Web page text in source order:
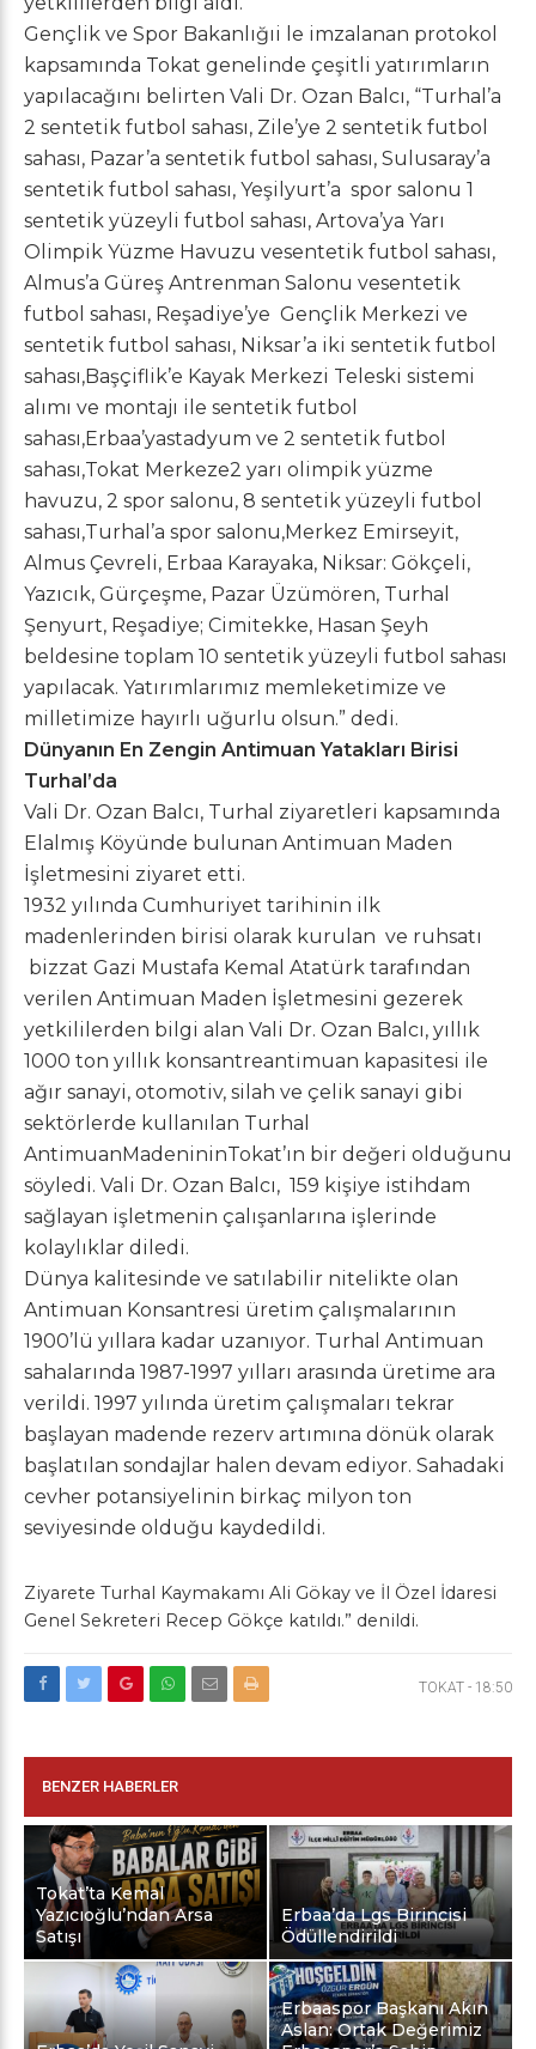
Gençlik ve Spor Bakanlığıi le imzalanan protokol
kapsamında Tokat genelinde çeşitli yatırımların
yapılacağını belirten Vali Dr. Ozan Balcı, “Turhal’a
2 sentetik futbol sahası, Zile’ye 2 sentetik futbol
sahası, Pazar’a sentetik futbol sahası, Sulusaray’a
sentetik futbol sahası, Yeşilyurt’a spor salonu 1
sentetik yüzeyli futbol sahası, Artova’ya Yarı
Olimpik Yüzme Havuzu vesentetik futbol sahası,
Almus’a Güreş Antrenman Salonu vesentetik
futbol sahası, Reşadiye’ye Gençlik Merkezi ve
sentetik futbol sahası, Niksar’a iki sentetik futbol
sahası,Başçiflik’e Kayak Merkezi Teleski sistemi
alımı ve montajı ile sentetik futbol
sahası,Erbaa’yastadyum ve 2 sentetik futbol
sahası,Tokat Merkeze2 yarı olimpik yüzme
havuzu, 2 spor salonu, 8 sentetik yüzeyli futbol
sahası,Turhal’a spor salonu,Merkez Emirseyit,
Almus Çevreli, Erbaa Karayaka, Niksar: Gökçeli,
Yazıcık, Gürçeşme, Pazar Üzümören, Turhal
Şenyurt, Reşadiye; Cimitekke, Hasan Şeyh
beldesine toplam 10 sentetik yüzeyli futbol sahası
yapılacak. Yatırımlarımız memleketimize ve
milletimize hayırlı uğurlu olsun.” dedi.
Dünyanın En Zengin Antimuan Yatakları Birisi
Turhal’da
Vali Dr. Ozan Balcı, Turhal ziyaretleri kapsamında
Elalmış Köyünde bulunan Antimuan Maden
İşletmesini ziyaret etti.
1932 yılında Cumhuriyet tarihinin ilk
madenlerinden birisi olarak kurulan ve ruhsatı
bizzat Gazi Mustafa Kemal Atatürk tarafından
verilen Antimuan Maden İşletmesini gezerek
yetkililerden bilgi alan Vali Dr. Ozan Balcı, yıllık
1000 ton yıllık konsantreantimuan kapasitesi ile
ağır sanayi, otomotiv, silah ve çelik sanayi gibi
sektörlerde kullanılan Turhal
AntimuanMadenininTokat’ın bir değeri olduğunu
söyledi. Vali Dr. Ozan Balcı, 159 kişiye istihdam
sağlayan işletmenin çalışanlarına işlerinde
kolaylıklar diledi.
Dünya kalitesinde ve satılabilir nitelikte olan
Antimuan Konsantresi üretim çalışmalarının
1900’lü yıllara kadar uzanıyor. Turhal Antimuan
sahalarında 1987-1997 yılları arasında üretime ara
verildi. 1997 yılında üretim çalışmaları tekrar
başlayan madende rezerv artımına dönük olarak
başlatılan sondajlar halen devam ediyor. Sahadaki
cevher potansiyelinin birkaç milyon ton
seviyesinde olduğu kaydedildi.
Ziyarete Turhal Kaymakamı Ali Gökay ve İl Özel İdaresi
Genel Sekreteri Recep Gökçe katıldı.” denildi.
TOKAT - 18:50
BENZER HABERLER
Tokat’ta Kemal
Yazıcıoğlu’ndan Arsa
Satışı
Erbaa’da Lgs Birincisi
Ödüllendirildi
Erbaaspor Başkanı Akın
Aslan: Ortak Değerimiz